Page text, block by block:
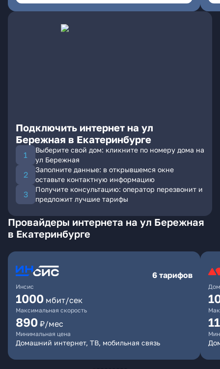
Подключить интернет на ул
Бережная в Екатеринбурге
Выберите свой дом: кликните по номеру дома на
ул Бережная
Заполните данные: в открывшемся окне
оставьте контактную информацию
Получите консультацию: оператор перезвонит и
предложит лучшие тарифы
Провайдеры интернета на ул Бережная
в Екатеринбурге
Инсис
6 тарифов
1000 мбит/сек
Максимальная скорость
890 ₽/мес
Минимальная цена
Домашний интернет, ТВ, мобильная связь